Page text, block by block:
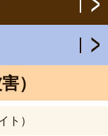
）
ト）